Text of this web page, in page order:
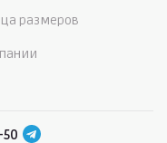
Здесь
размеров
50